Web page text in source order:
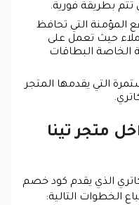
بطريقة فورية.
المؤمنة التي تحافظ
حيث تعمل على
الخاصة البطاقات
التي يقدمها المتجر
متجر تينا
الذي يقدم كود خصم
الخطوات التالية: